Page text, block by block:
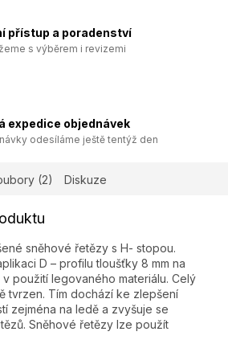
přístup a poradenství
s výběrem i revizemi
expedice objednávek
odesíláme ještě tentýž den
(2) Diskuze
sněhové řetězy s H- stopou.
D – profilu tloušťky 8 mm na
použití legovaného materiálu. Celý
tvrzen. Tím dochází ke zlepšení
zejména na ledě a zvyšuje se
Sněhové řetězy lze použít